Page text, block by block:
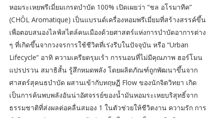
หอมระเหยพรีเมี่ยมเกรดบำบัด 100% เปิดเผยว่า “ชล อโรมาทีค”
(CHÔL Aromatique) เป็นแบรนด์เครื่องหอมพรีเมี่ยมที่สร้างสรรค์ขึ้น
เพื่อตอบสนองไลฟ์สไตล์คนเมืองด้วยศาสตร์แห่งการบำบัดอาการต่าง
ๆ ที่เกิดขึ้นจากวงจรการใช้ชีวิตที่เร่งรีบในปัจจุบัน หรือ “Urban
Lifecycle” อาทิ ความเครียดรุมเร้า การนอนที่ไม่มีคุณภาพ ฮอร์โมน
แปรปรวน สมาธิสั้น รู้สึกหมดพลัง โดยผลิตภัณฑ์ถูกพัฒนาขึ้นจาก
ศาสตร์สุคนธบำบัด ผสานเข้ากับทฤษฏี Flow ของนักจิตวิทยา เกิด
เป็นการค้นพบพลังอันน่าอัศจรรย์ของน้ำมันหอมระเหยบริสุทธิ์จาก
ธรรมชาติที่ส่งผลต่อคลื่นสมอง 1 ในตัวช่วยให้ชีวิตงาน ความรัก การ